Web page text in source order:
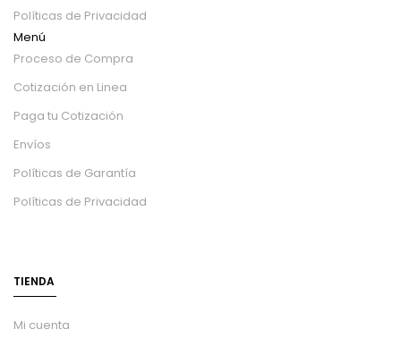
Políticas de Privacidad
Menú
Proceso de Compra
Cotización en Linea
Paga tu Cotización
Envíos
Políticas de Garantía
Políticas de Privacidad
TIENDA
Mi cuenta